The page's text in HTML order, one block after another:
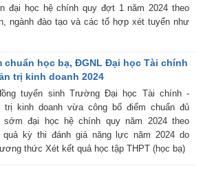
đại học hệ chính quy đợt 1 năm 2024 theo
ngành đào tạo và các tổ hợp xét tuyển như
chuẩn học bạ, ĐGNL Đại học Tài chính
trị kinh doanh 2024
tuyển sinh Trường Đại học Tài chính -
trị kinh doanh vừa công bố điểm chuẩn đủ
sớm đại học hệ chính quy năm 2024 theo
kỳ thi đánh giá năng lực năm 2024 do
thức Xét kết quả học tập THPT (học bạ)